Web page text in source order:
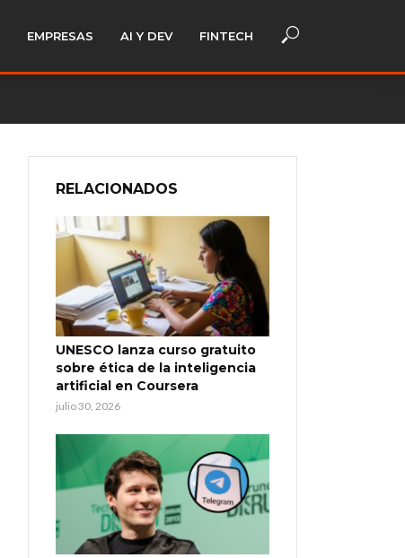
EMPRESAS AI Y DEV FINTECH
RELACIONADOS
UNESCO lanza curso gratuito
sobre ética de la inteligencia
artificial en Coursera
julio 30, 2026